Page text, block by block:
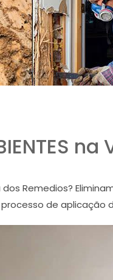
Remedios?
de aplicação